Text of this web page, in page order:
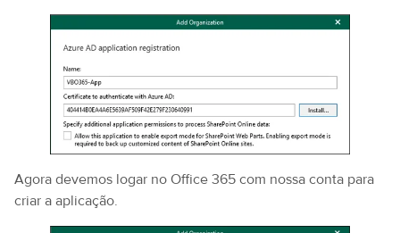
Agora devemos logar no Office 365 com nossa conta para
criar a aplicação.